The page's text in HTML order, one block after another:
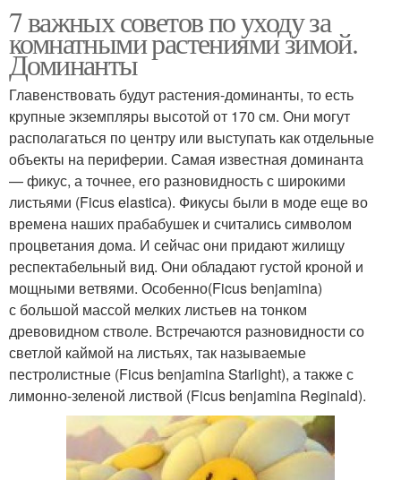
7 важных советов по уходу за
комнатными растениями зимой.
Доминанты
Главенствовать будут растения-доминанты, то есть
крупные экземпляры высотой от 170 см. Они могут
располагаться по центру или выступать как отдельные
объекты на периферии. Самая известная доминанта
— фикус, а точнее, его разновидность с широкими
листьями (Ficus elastica). Фикусы были в моде еще во
времена наших прабабушек и считались символом
процветания дома. И сейчас они придают жилищу
респектабельный вид. Они обладают густой кроной и
мощными ветвями. Особенно(Ficus benjamina)
с большой массой мелких листьев на тонком
древовидном стволе. Встречаются разновидности со
светлой каймой на листьях, так называемые
пестролистные (Ficus benjamina Starlight), а также с
лимонно-зеленой листвой (Ficus benjamina Reginald).